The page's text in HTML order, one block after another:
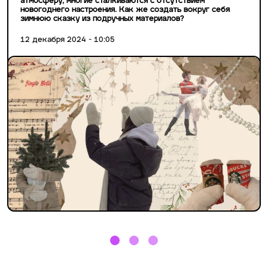
новогоднего настроения. Как же создать вокруг себя
зимнюю сказку из подручных материалов?
12 декабря 2024 - 10:05